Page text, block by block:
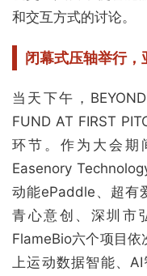
和交互方式的讨论。
闭幕式压轴举行，
当天下午，
FUND AT FIRST
环节。作为大会期
Easenory
动能ePaddle、超有
青心意创、深圳市
FlameBio六个项目依
上运动数据智能、